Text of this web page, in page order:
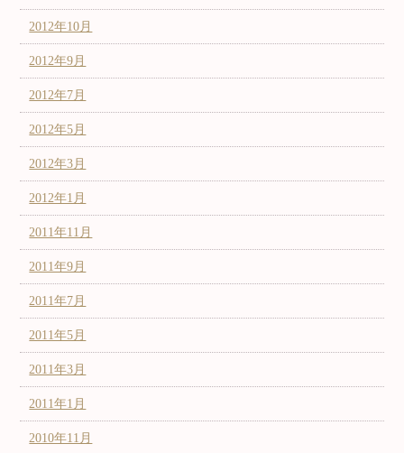
2012年10月
2012年9月
2012年7月
2012年5月
2012年3月
2012年1月
2011年11月
2011年9月
2011年7月
2011年5月
2011年3月
2011年1月
2010年11月